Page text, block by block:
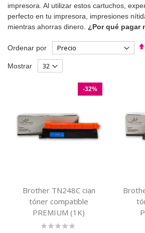
impresora. Al utilizar estos cartuchos,
perfecto en tu impresora, impresiones
mientras ahorras dinero. ¿Por qué pagar
Ordenar por
Mostrar
-32%
Brother TN248C cian
tóner compatible
PREMIUM (1K)
Rating: